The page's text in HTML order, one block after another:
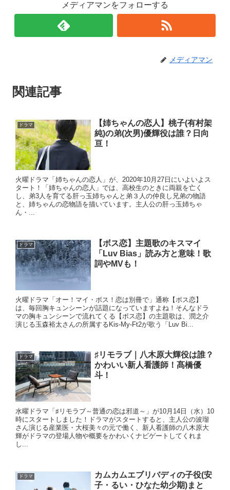
メディアマンをフォローする
メディアマン
関連記事
ドラマ
【姉ちゃんの恋人】桃子(有村架
純)の弟(次男)優輝役は誰？日向
亘！
火曜ドラマ「姉ちゃんの恋人」が、2020年10月27日にいよいよス
タート！「姉ちゃんの恋人」では、高校生のときに両親を亡く
し、弟3人を育てる肝っ玉姉ちゃんと弟３人の仲良し兄弟の物語
と、姉ちゃんの恋物語を描いています。主人公の肝っ玉姉ちゃ
ん・...
ドラマ
【ボス恋】主題歌のキスマイ
「Luv Bias」読み方と意味！歌
詞やMVも！
火曜ドラマ「オー！マイ・ボス！恋は別冊で」通称【ボス恋】
は、毎回胸キュンシーンが話題になっていますよね！そんなドラ
マの胸キュンシーンで流れてくる【ボス恋】の主題歌は、潤之介
演じる玉森裕太さんの所属するKis-My-Ft2が歌う「Luv Bi...
ドラマ
♯リモラブ｜八木原大輝役は誰？
かわいい新人看護師！髙橋優
斗！
水曜ドラマ「♯リモラブ～普通の恋は邪道～」が10月14日（水）10
時にスタートしました！ドラマがスタートすると、主人公の波瑠
さん演じる産業医・大桜美々の元で働く、新人看護師の八木原大
輝がドラマの登場人物や概要をかわいくナビゲートしてくれま
し...
ドラマ
カムカムエブリバディの子役(安
子・るい・ひなた幼少期)まと